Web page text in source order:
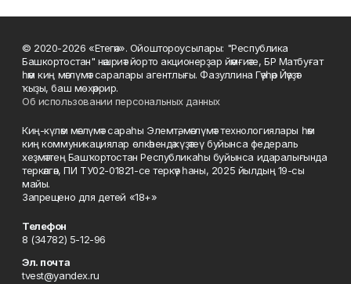
© 2020-2026 «Етегән». Ойоштороусылары: "Республика
Башкортостан" нәшриәт йорто акционерҙар йәмғиәте, БР Матбуғат
һәм киң мәғлүмәт саралары агентлығы. Фазуллина Гәүһәр Йәүҙәт
ҡыҙы, баш мөхәррир.
Об использовании персональных данных
Киң-күләм мәғлүмәт сараһы Элемтә, мәғлүмәт технологиялары һәм
киң коммуникациялар өлкәһендә күҙәтеү буйынса федераль
хеҙмәттең Башҡортостан Республикаһы буйынса идаралығында
теркәлгән, ПИ ТУ02-01821-се теркәү һаны, 2025 йылдың 19-сы
майы.
Запрещено для детей «18+»
Телефон
8 (34782) 5-12-96
Эл. почта
tvest@yandex.ru